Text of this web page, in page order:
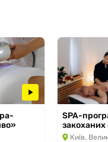
з
SPA-
Київ,